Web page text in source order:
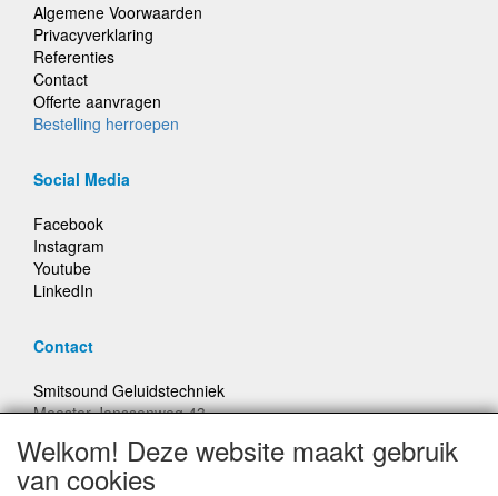
Algemene Voorwaarden
Privacyverklaring
Referenties
Contact
Offerte aanvragen
Bestelling herroepen
Social Media
Facebook
Instagram
Youtube
LinkedIn
Contact
Smitsound Geluidstechniek
Meester Janssenweg 43
E-mail: info@smitsound.nl
Telefoon: +31-(0)6-22256322
Welkom! Deze website maakt gebruik
van cookies